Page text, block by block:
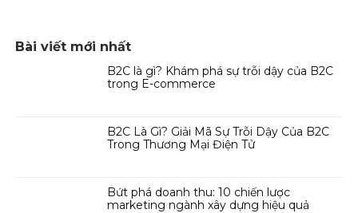
Bài viết mới nhất
B2C là gì? Khám phá sự trỗi dậy của B2C
trong E-commerce
B2C Là Gì? Giải Mã Sự Trỗi Dậy Của B2C
Trong Thương Mại Điện Tử
Bứt phá doanh thu: 10 chiến lược
marketing ngành xây dựng hiệu quả